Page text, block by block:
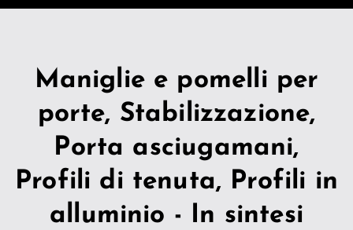
Maniglie e pomelli per
porte, Stabilizzazione,
Porta asciugamani,
Profili di tenuta, Profili in
alluminio - In sintesi